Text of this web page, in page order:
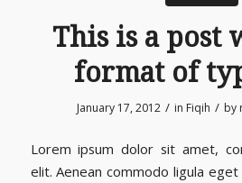
This is a post
format of
January 17, 2012 / in Fiqih / by
Lorem ipsum dolor sit amet,
elit. Aenean commodo ligula eget